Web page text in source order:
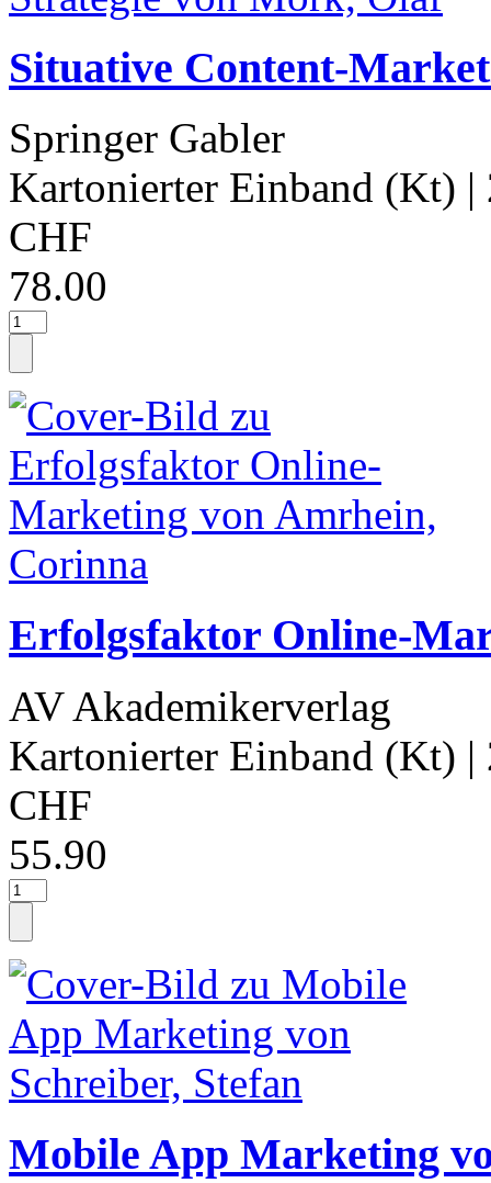
Situative Content-
Springer Gabler
Kartonierter Einband (Kt) |
CHF
78.00
Erfolgsfaktor Online-
AV Akademikerverlag
Kartonierter Einband (Kt) |
CHF
55.90
Mobile App Marketing